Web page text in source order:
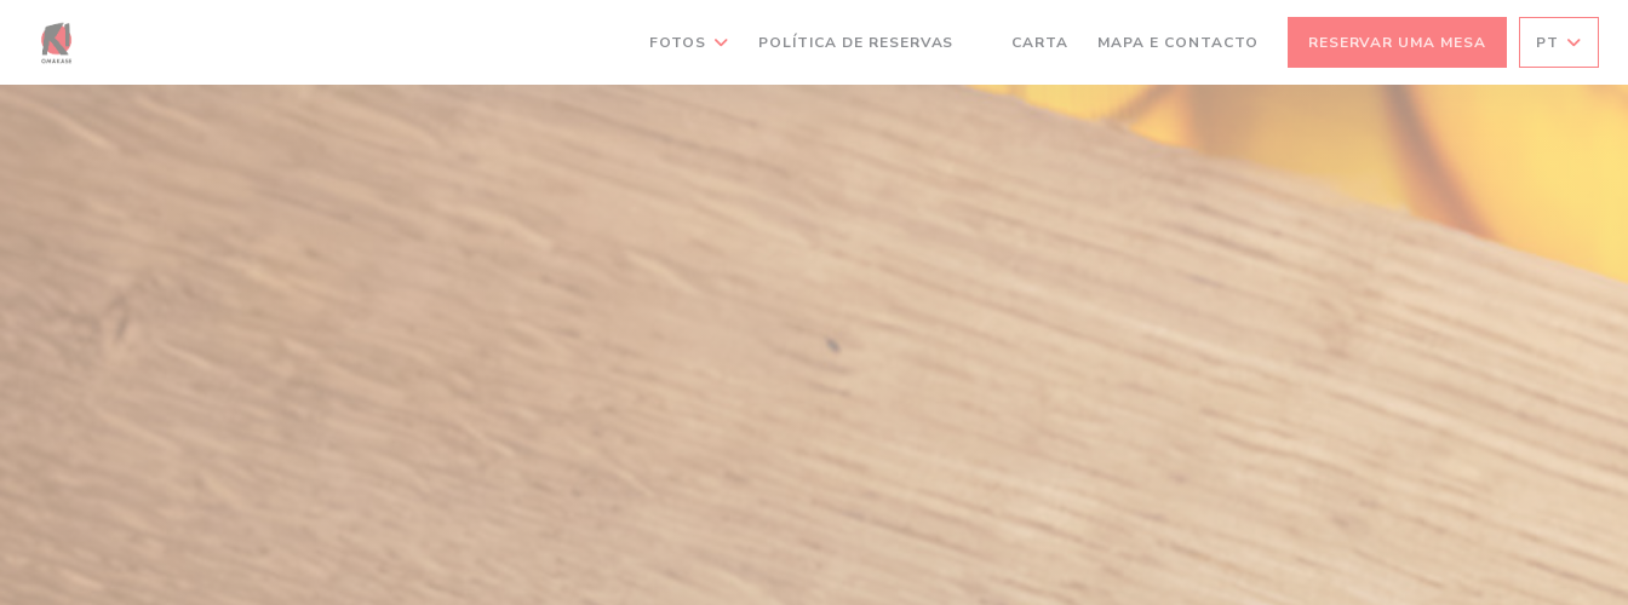
FOTOS POLÍTICA DE RESERVAS CARTA ((ABRE NUMA NOVA JANELA))
MAPA E CONTACTO RESERVAR UMA MESA PT